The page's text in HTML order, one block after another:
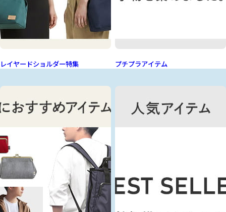
レイヤードショルダー特集 プチプラアイテム